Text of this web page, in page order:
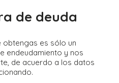
de deuda
obtengas es sólo un
endeudamiento y nos
de acuerdo a los datos